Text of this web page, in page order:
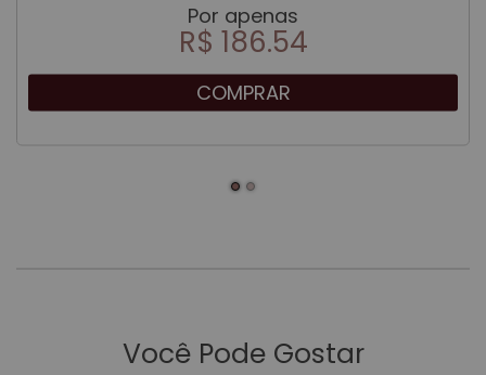
Por apenas
R$ 186.54
COMPRAR
Você Pode Gostar